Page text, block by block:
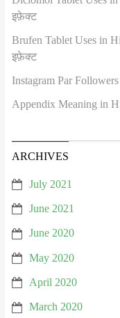
इफ़ेक्ट
Brufen Tablet Uses in
इफ़ेक्ट
Instagram Par
Appendix Meaning in
ARCHIVES
July 2021
June 2021
June 2020
May 2020
April 2020
March 2020